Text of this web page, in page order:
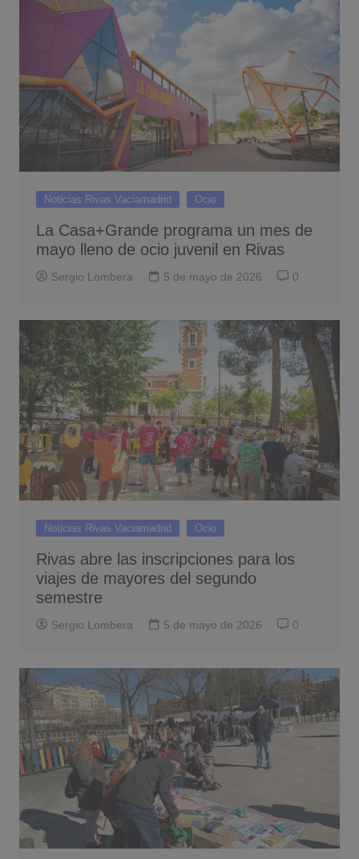
Noticias Rivas Vaciamadrid Ocio
La Casa+Grande programa un mes de
mayo lleno de ocio juvenil en Rivas
Sergio Lombera 5 de mayo de 2026 0
Noticias Rivas Vaciamadrid Ocio
Rivas abre las inscripciones para los
viajes de mayores del segundo
semestre
Sergio Lombera 5 de mayo de 2026 0